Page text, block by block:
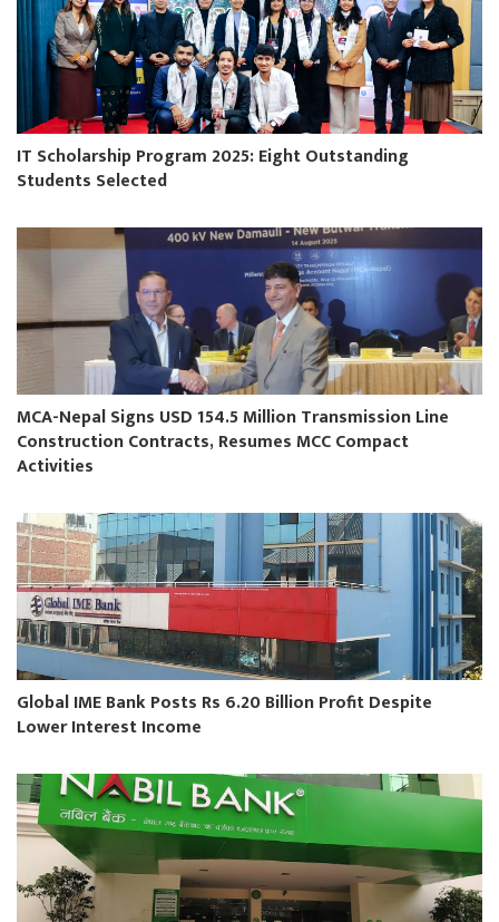
IT Scholarship Program 2025: Eight Outstanding
Students Selected
MCA-Nepal Signs USD 154.5 Million Transmission Line
Construction Contracts, Resumes MCC Compact
Activities
Global IME Bank Posts Rs 6.20 Billion Profit Despite
Lower Interest Income